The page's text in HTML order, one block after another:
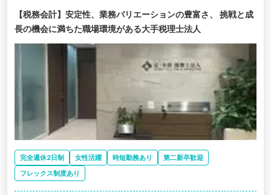
【税務会計】安定性、業務バリエーションの豊富さ、 挑戦と成
長の機会に満ちた職場環境がある大手税理士法人
完全週休2日制 女性活躍 時短勤務あり
第二新卒歓迎
フレックス制度あり